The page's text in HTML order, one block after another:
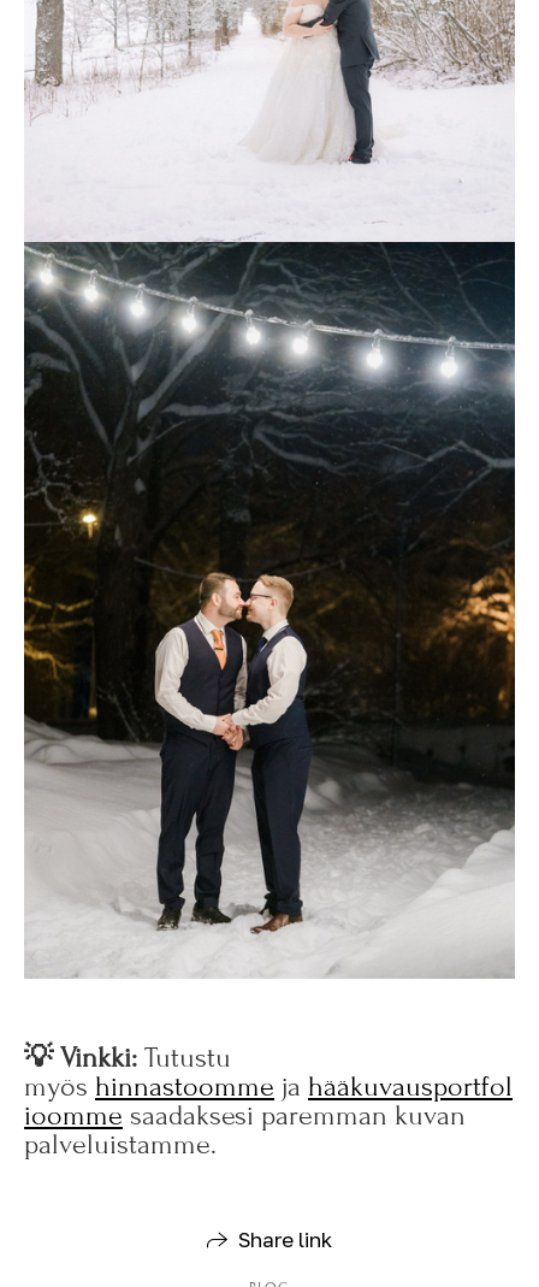
💡 Vinkki: Tutustu
myös hinnastoomme ja hääkuvausportfol
ioomme saadaksesi paremman kuvan
palveluistamme.
Share link